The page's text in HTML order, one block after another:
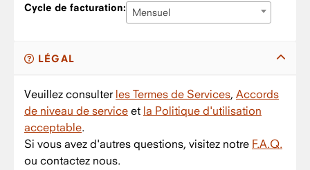
Cycle de facturation: Mensuel
LÉGAL
Veuillez consulter les Termes de Services, Accords
de niveau de service et la Politique d'utilisation
acceptable.
Si vous avez d'autres questions, visitez notre F.A.Q.
ou contactez nous.